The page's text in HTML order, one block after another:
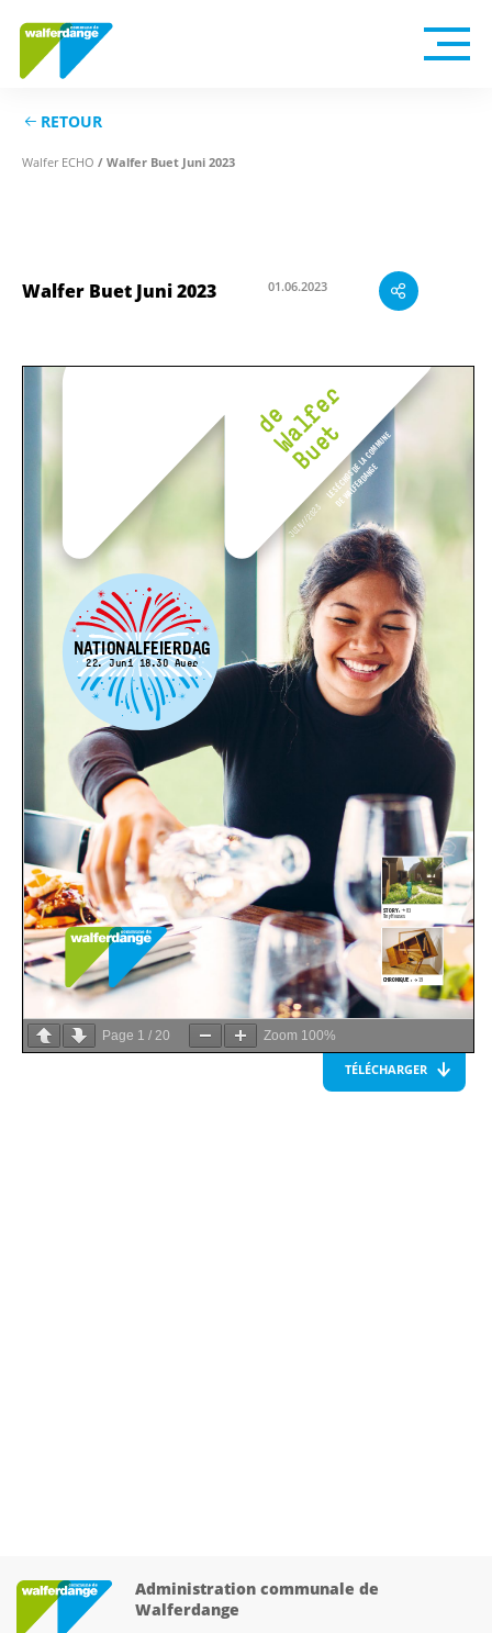
RETOUR
Walfer ECHO / Walfer Buet Juni 2023
Walfer Buet Juni 2023 01.06.2023
Page 1 / 20 Zoom 100%
TÉLÉCHARGER
Administration communale de
Walferdange